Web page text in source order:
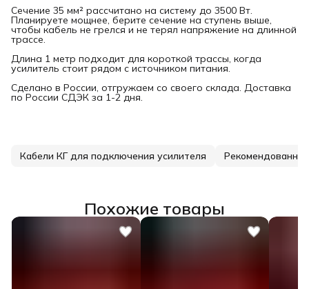
Сечение 35 мм² рассчитано на систему до 3500 Вт.
Планируете мощнее, берите сечение на ступень выше,
чтобы кабель не грелся и не терял напряжение на длинной
трассе.
Длина 1 метр подходит для короткой трассы, когда
усилитель стоит рядом с источником питания.
Сделано в России, отгружаем со своего склада. Доставка
по России СДЭК за 1-2 дня.
Кабели КГ для подключения усилителя
Похожие товары